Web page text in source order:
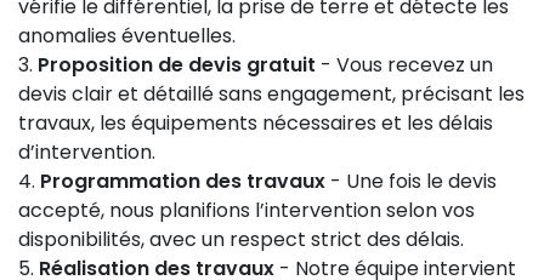
vérifie le différentiel, la prise de terre et détecte les
anomalies éventuelles.
Proposition de devis gratuit - Vous recevez un
devis clair et détaillé sans engagement, précisant les
travaux, les équipements nécessaires et les délais
d’intervention.
Programmation des travaux - Une fois le devis
accepté, nous planifions l’intervention selon vos
disponibilités, avec un respect strict des délais.
Réalisation des travaux - Notre équipe intervient